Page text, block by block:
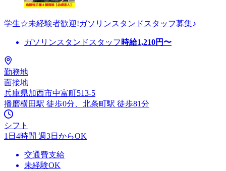
学生☆未経験者歓迎!ガソリンスタンドスタッフ募集♪
ガソリンスタンドスタッフ 時給1,210円〜
勤務地
面接地
兵庫県加西市中富町513-5
播磨横田駅 徒歩0分、北条町駅 徒歩81分
シフト
1日4時間 週3日からOK
交通費支給
未経験OK